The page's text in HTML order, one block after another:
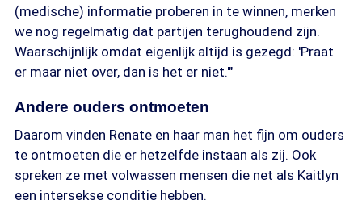
(medische) informatie proberen in te winnen, merken
we nog regelmatig dat partijen terughoudend zijn.
Waarschijnlijk omdat eigenlijk altijd is gezegd: 'Praat
er maar niet over, dan is het er niet.'"
Andere ouders ontmoeten
Daarom vinden Renate en haar man het fijn om ouders
te ontmoeten die er hetzelfde instaan als zij. Ook
spreken ze met volwassen mensen die net als Kaitlyn
een intersekse conditie hebben.